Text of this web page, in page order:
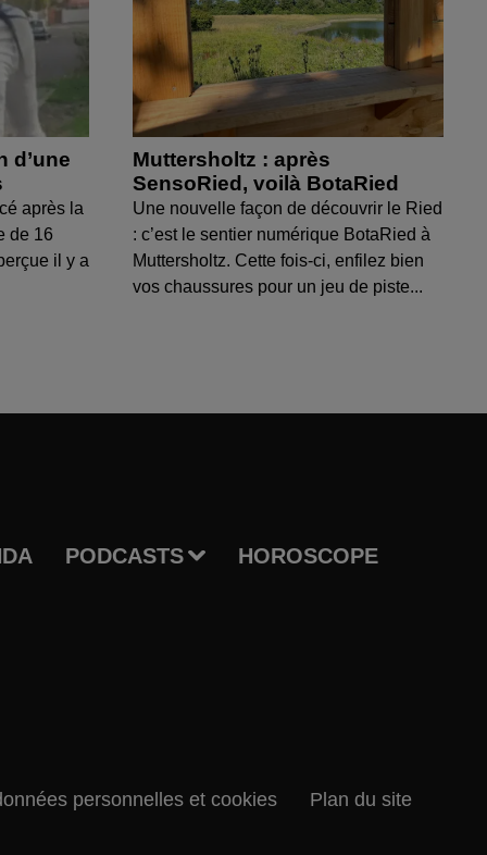
d’une
après la
de 16
il y a
Muttersholtz : après
SensoRied, voilà BotaRied
Une nouvelle façon de découvrir le Ried
: c’est le sentier numérique BotaRied à
Muttersholtz. Cette fois-ci, enfilez bien
vos chaussures pour un jeu de piste...
PODCASTS HOROSCOPE
personnelles et cookies Plan du site